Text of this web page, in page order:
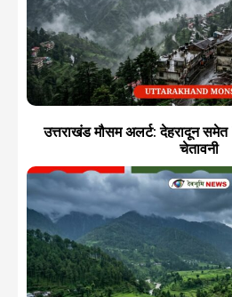
उत्तराखंड मौसम अलर्ट: देहरादून समेत
चेतावनी